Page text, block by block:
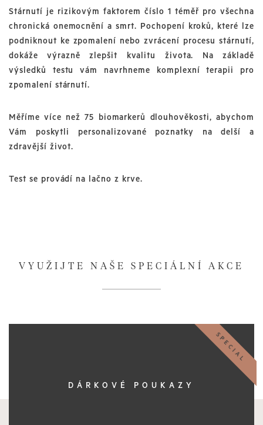
Stárnutí je rizikovým faktorem číslo 1 téměř pro všechna
chronická onemocnění a smrt. Pochopení kroků, které lze
podniknout ke zpomalení nebo zvrácení procesu stárnutí,
dokáže výrazně zlepšit kvalitu života. Na základě
výsledků testu vám navrhneme komplexní terapii pro
zpomalení stárnutí.
Měříme více než 75 biomarkerů dlouhověkosti, abychom
Vám poskytli personalizované poznatky na delší a
zdravější život.
Test se provádí na lačno z krve.
VYUŽIJTE NAŠE SPECIÁLNÍ AKCE
SPECIAL
DÁRKOVÉ POUKAZY